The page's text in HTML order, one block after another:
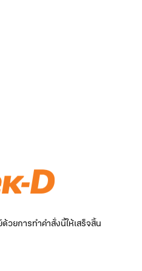
ยการทำคำสั่งนี้ให้เสร็จสิ้น